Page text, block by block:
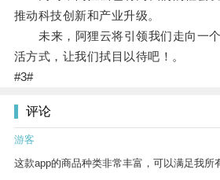
推动科技创新和产业升级。
未来，阿狸云将引领我们走向一个
活方式，让我们拭目以待吧！。
#3#
评论
游客
这款app的商品种类非常丰富，可以满足我所